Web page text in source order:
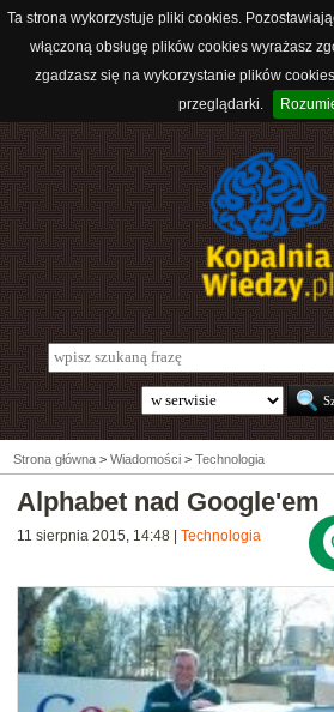
Ta strona wykorzystuje pliki cookies.
włączoną obsługę plików cookies wyrażasz
zgadzasz się na wykorzystanie plików
przeglądarki.
Strona główna > Wiadomości > Technologia
Alphabet nad Google'em
11 sierpnia 2015, 14:48 Technologia